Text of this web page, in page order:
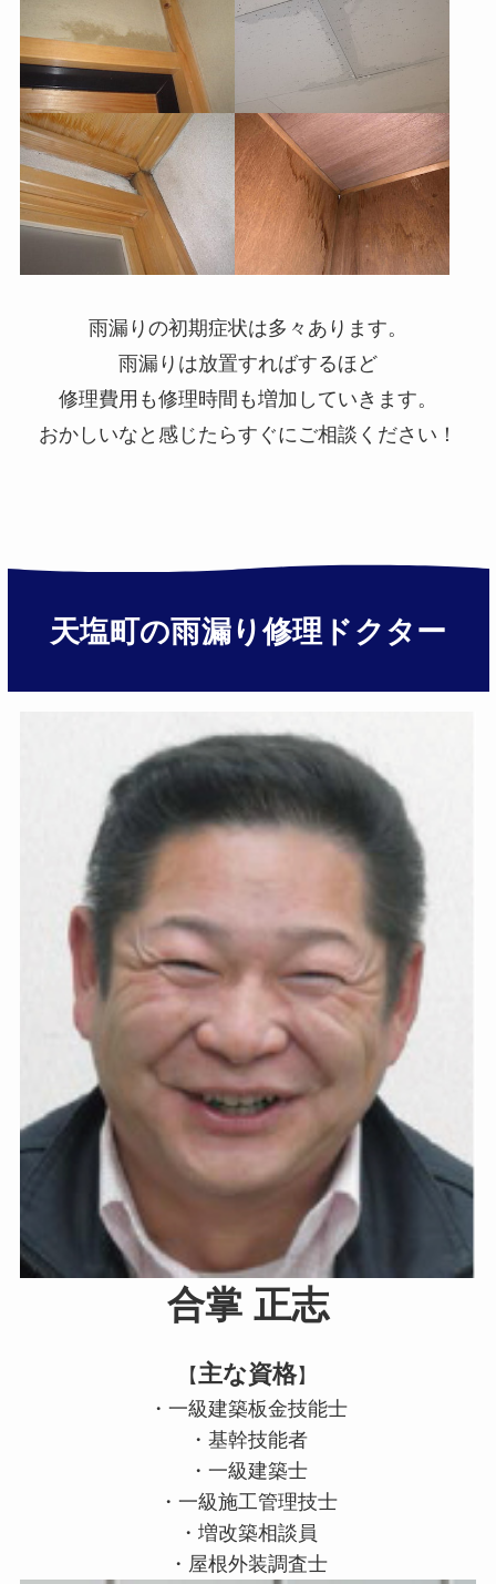
雨漏りの初期症状は多々あります。
雨漏りは放置すればするほど
修理費用も修理時間も増加していきます。
おかしいなと感じたらすぐにご相談ください！
天塩町の雨漏り修理ドクター
合掌 正志
【主な資格】
・一級建築板金技能士
・基幹技能者
・一級建築士
・一級施工管理技士
・増改築相談員
・屋根外装調査士